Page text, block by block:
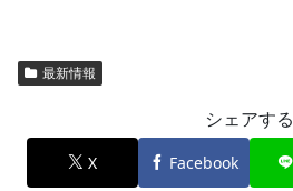
最新情報
シェアする
X Facebook